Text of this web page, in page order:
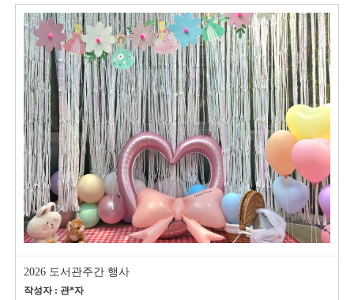
2026 도서관주간 행사
작성자 : 관*자